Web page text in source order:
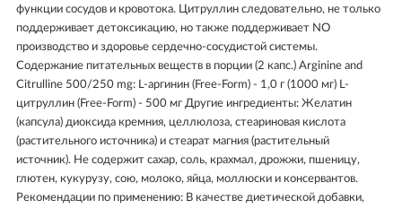
функции сосудов и кровотока. Цитруллин следовательно, не только
поддерживает детоксикацию, но также поддерживает NO
производство и здоровье сердечно-сосудистой системы.
Содержание питательных веществ в порции (2 капс.) Arginine and
Citrulline 500/250 mg: L-аргинин (Free-Form) - 1,0 г (1000 мг) L-
цитруллин (Free-Form) - 500 мг Другие ингредиенты: Желатин
(капсула) диоксида кремния, целлюлоза, стеариновая кислота
(растительного источника) и стеарат магния (растительный
источник). Не содержит сахар, соль, крахмал, дрожжи, пшеницу,
глютен, кукурузу, сою, молоко, яйца, моллюски и консервантов.
Рекомендации по применению: В качестве диетической добавки,